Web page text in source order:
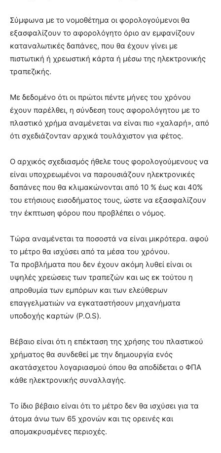
Σύμφωνα με το νομοθέτημα οι φορολογούμενοι θα
εξασφαλίζουν το αφορολόγητο όριο αν εμφανίζουν
καταναλωτικές δαπάνες, που θα έχουν γίνει με
πιστωτική ή χρεωστική κάρτα ή μέσω της ηλεκτρονικής
τραπεζικής.
Με δεδομένο ότι οι πρώτοι πέντε μήνες του χρόνου
έχουν παρέλθει, η σύνδεση τους αφορολόγητου με το
πλαστικό χρήμα αναμένεται να είναι πιο «χαλαρή», από
ότι σχεδιάζονταν αρχικά τουλάχιστον για φέτος.
Ο αρχικός σχεδιασμός ήθελε τους φορολογούμενους να
είναι υποχρεωμένοι να παρουσιάζουν ηλεκτρονικές
δαπάνες που θα κλιμακώνονται από 10 % έως και 40%
του ετήσιους εισοδήματος τους, ώστε να εξασφαλίζουν
την έκπτωση φόρου που προβλέπει ο νόμος.
Τώρα αναμένεται τα ποσοστά να είναι μικρότερα. αφού
το μέτρο θα ισχύσει από τα μέσα του χρόνου.
Τα προβλήματα που δεν έχουν ακόμη λυθεί είναι οι
υψηλές χρεώσεις των τραπεζών και ως εκ τούτου η
απροθυμία των εμπόρων και των ελεύθερων
επαγγελματιών να εγκαταστήσουν μηχανήματα
υποδοχής καρτών (P.O.S).
Βέβαιο είναι ότι η επέκταση της χρήσης του πλαστικού
χρήματος θα συνδεθεί με την δημιουργία ενός
ακατάσχετου λογαριασμού όπου θα αποδίδεται ο ΦΠΑ
κάθε ηλεκτρονικής συναλλαγής.
Το ίδιο βέβαιο είναι ότι το μέτρο δεν θα ισχύσει για τα
άτομα άνω των 65 χρονών και τις ορεινές και
απομακρυσμένες περιοχές.